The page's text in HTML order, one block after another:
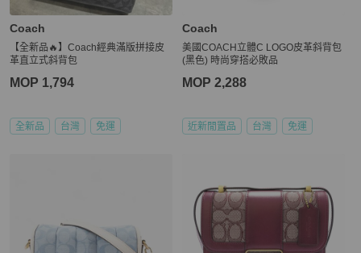
Coach
【全新品🔥】Coach經典滿版拼接皮
革直立式斜背包
MOP 1,794
全新品 台灣 免運
Coach
美國COACH立體C LOGO皮革斜背包
(黑色) 時尚穿搭必敗品
MOP 2,288
近新閒置品 台灣 免運